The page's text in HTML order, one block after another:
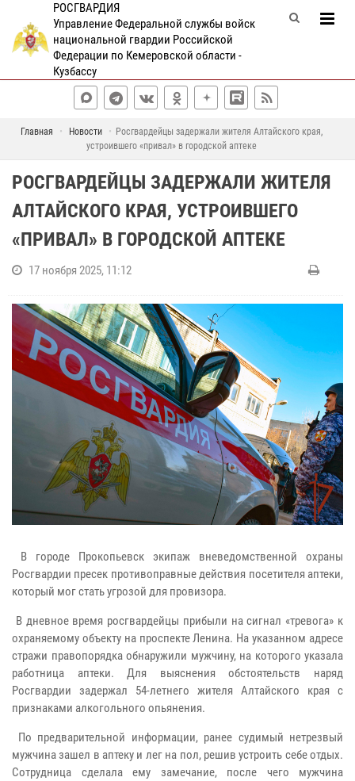
РОСГВАРДИЯ
Управление Федеральной службы войск
национальной гвардии Российской
Федерации по Кемеровской области -
Кузбассу
Главная Новости
Росгвардейцы задержали жителя Алтайского края,
устроившего «привал» в городской аптеке
РОСГВАРДЕЙЦЫ ЗАДЕРЖАЛИ ЖИТЕЛЯ
АЛТАЙСКОГО КРАЯ, УСТРОИВШЕГО
«ПРИВАЛ» В ГОРОДСКОЙ АПТЕКЕ
17 ноября 2025, 11:12
В городе Прокопьевск экипаж вневедомственной охраны
Росгвардии пресек противоправные действия посетителя аптеки,
который мог стать угрозой для провизора.
В дневное время росгвардейцы прибыли на сигнал «тревога» к
охраняемому объекту на проспекте Ленина. На указанном адресе
стражи правопорядка обнаружили мужчину, на которого указала
работница аптеки. Для выяснения обстоятельств наряд
Росгвардии задержал 54-летнего жителя Алтайского края с
признаками алкогольного опьянения.
По предварительной информации, ранее судимый нетрезвый
мужчина зашел в аптеку и лег на пол, решив устроить себе отдых.
Сотрудница сделала ему замечание, после чего мужчина